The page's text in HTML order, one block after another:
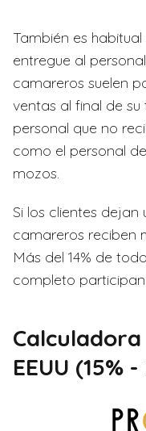
También es
entregue al
camareros suelen
ventas al final de
personal que no
como el personal
mozos.
Si los clientes
camareros reciben
Más del 14% de
completo
EEUU (15%